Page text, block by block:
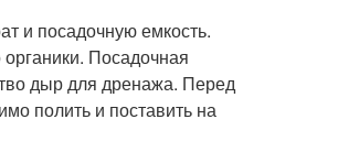
и посадочную емкость.
Посадочная
дыр для дренажа. Перед
полить и поставить на